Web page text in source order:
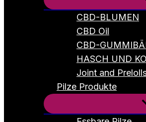
CBD-BLUMEN
CBD Oil
CBD-
HASCH UND
Joint and
Pilze Produkte